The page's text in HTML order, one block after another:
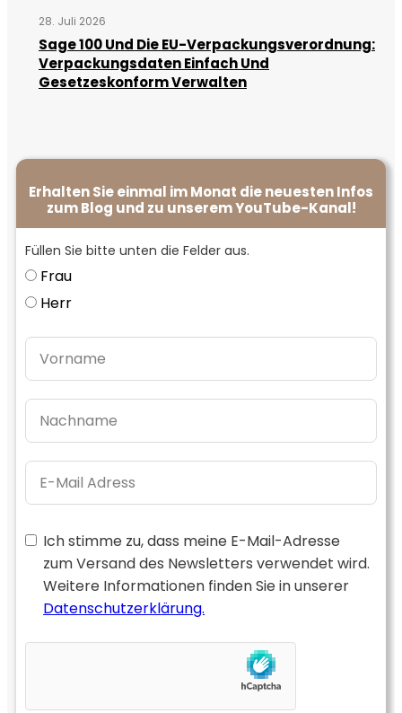
28. Juli 2026
Sage 100 Und Die EU-Verpackungsverordnung:
Verpackungsdaten Einfach Und
Gesetzeskonform Verwalten
Erhalten Sie einmal im Monat die neuesten Infos
zum Blog und zu unserem YouTube-Kanal!
Füllen Sie bitte unten die Felder aus.
Frau
Herr
Ich stimme zu, dass meine E-Mail-Adresse
zum Versand des Newsletters verwendet wird.
Weitere Informationen finden Sie in unserer
Datenschutzerklärung.